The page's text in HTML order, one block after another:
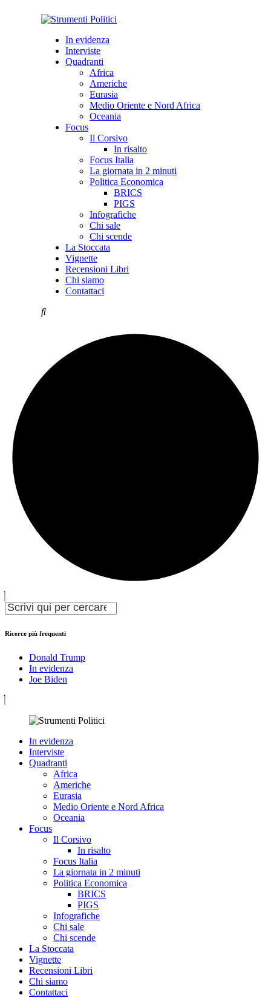
In evidenza
Interviste
Quadranti
Africa
Americhe
Eurasia
Medio Oriente e Nord Africa
Oceania
Focus
Il Corsivo
In risalto
Focus Italia
La giornata in 2 minuti
Politica Economica
BRICS
PIGS
Infografiche
Chi sale
Chi scende
La Stoccata
Vignette
Recensioni Libri
Chi siamo
Contattaci
Ricerce più frequenti
Donald Trump
In evidenza
Joe Biden
In evidenza
Interviste
Quadranti
Africa
Americhe
Eurasia
Medio Oriente e Nord Africa
Oceania
Focus
Il Corsivo
In risalto
Focus Italia
La giornata in 2 minuti
Politica Economica
BRICS
PIGS
Infografiche
Chi sale
Chi scende
La Stoccata
Vignette
Recensioni Libri
Chi siamo
Contattaci